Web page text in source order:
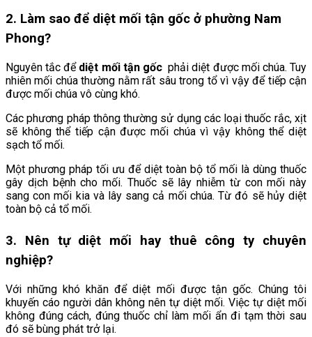
2. Làm sao để diệt mối tận gốc ở phường Nam
Phong?
Nguyên tắc để diệt mối tận gốc phải diệt được mối chúa. Tuy
nhiên mối chúa thường nằm rất sâu trong tổ vì vậy để tiếp cận
được mối chúa vô cùng khó.
Các phương pháp thông thường sử dụng các loại thuốc rắc, xịt
sẽ không thể tiếp cận được mối chúa vì vậy không thể diệt
sạch tổ mối.
Một phương pháp tối ưu để diệt toàn bộ tổ mối là dùng thuốc
gây dịch bệnh cho mối. Thuốc sẽ lây nhiễm từ con mối này
sang con mối kia và lây sang cả mối chúa. Từ đó sẽ hủy diệt
toàn bộ cả tổ mối.
3. Nên tự diệt mối hay thuê công ty chuyên
nghiệp?
Với những khó khăn để diệt mối được tận gốc. Chúng tôi
khuyến cáo người dân không nên tự diệt mối. Việc tự diệt mối
không đúng cách, đúng thuốc chỉ làm mối ẩn đi tạm thời sau
đó sẽ bùng phát trở lại.